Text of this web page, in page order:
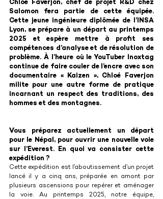
Chloé Faverjon, chef de projet R&D chez
Salomon fera partie de cette équipée.
Cette jeune ingénieure diplômée de l’INSA
Lyon, se prépare à un départ au printemps
2025 et espère mettre à profit ses
compétences d’analyse et de résolution de
problème. À l’heure où le YouTuber Inoxtag
continue de faire couler de l’encre avec son
documentaire « Kaizen », Chloé Faverjon
milite pour une autre forme de pratique
incarnant un respect des traditions, des
hommes et des montagnes.
Vous préparez actuellement un départ
pour le Népal, pour ouvrir une nouvelle voie
sur l’Everest. En quoi va consister cette
expédition ?
Cette expédition est l’aboutissement d’un projet
lancé il y a cinq ans, préparée en amont par
plusieurs ascensions pour repérer et aménager
la voie. Au printemps 2025, notre équipe,